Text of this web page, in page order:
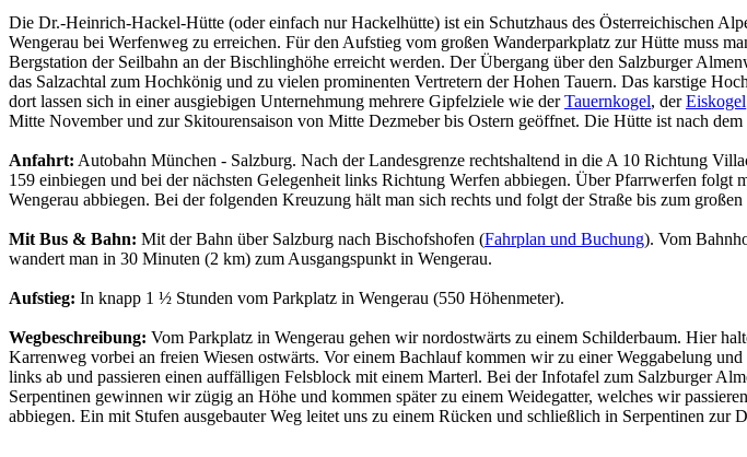
Die Dr.-Heinrich-Hackel-Hütte (oder einfach nur Hackelhütte) ist ein Schutzhaus des Österreichischen
Wengerau bei Werfenweg zu erreichen. Für den Aufstieg vom großen Wanderparkplatz zur Hütte muss
Bergstation der Seilbahn an der Bischlinghöhe erreicht werden. Der Übergang über den Salzburger
das Salzachtal zum Hochkönig und zu vielen prominenten Vertretern der Hohen Tauern. Das karstige
dort lassen sich in einer ausgiebigen Unternehmung mehrere Gipfelziele wie derTauernkogel, derEiskogel
Mitte November und zur Skitourensaison von Mitte Dezmeber bis Ostern geöffnet. Die Hütte ist nach
Anfahrt: Autobahn München - Salzburg. Nach der Landesgrenze rechtshaltend in die A 10 Richtung
159 einbiegen und bei der nächsten Gelegenheit links Richtung Werfen abbiegen. Über Pfarrwerfen
Wengerau abbiegen. Bei der folgenden Kreuzung hält man sich rechts und folgt der Straße bis zum
Mit Bus & Bahn: Mit der Bahn über Salzburg nach Bischofshofen (Fahrplan und Buchung). Vom
wandert man in 30 Minuten (2 km) zum Ausgangspunkt in Wengerau.
Aufstieg: In knapp 1 ½ Stunden vom Parkplatz in Wengerau (550 Höhenmeter).
Wegbeschreibung: Vom Parkplatz in Wengerau gehen wir nordostwärts zu einem Schilderbaum. Hier
Karrenweg vorbei an freien Wiesen ostwärts. Vor einem Bachlauf kommen wir zu einer Weggabelung
links ab und passieren einen auffälligen Felsblock mit einem Marterl. Bei der Infotafel zum Salzburger
Serpentinen gewinnen wir zügig an Höhe und kommen später zu einem Weidegatter, welches wir
abbiegen. Ein mit Stufen ausgebauter Weg leitet uns zu einem Rücken und schließlich in Serpentinen